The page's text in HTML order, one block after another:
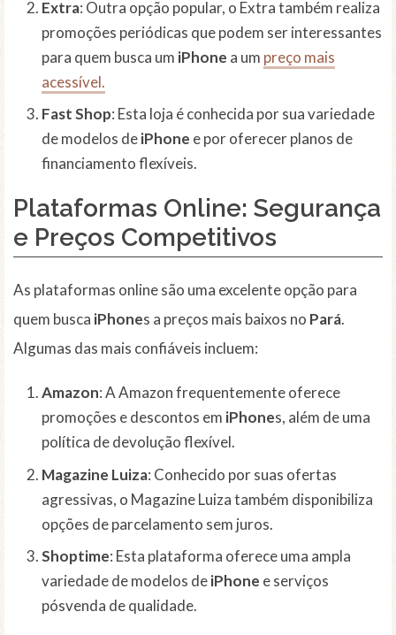
Extra: Outra opção popular, o Extra também realiza
promoções periódicas que podem ser interessantes
para quem busca um iPhone a um preço mais
acessível.
Fast Shop: Esta loja é conhecida por sua variedade
de modelos deiPhone e por oferecer planos de
financiamento flexíveis.
Plataformas Online: Segurança
e Preços Competitivos
As plataformas online são uma excelente opção para
quem busca iPhones a preços mais baixos no Pará.
Algumas das mais confiáveis incluem:
Amazon: A Amazon frequentemente oferece
promoções e descontos em iPhones, além de uma
política de devolução flexível.
Magazine Luiza: Conhecido por suas ofertas
agressivas, o Magazine Luiza também disponibiliza
opções de parcelamento sem juros.
Shoptime: Esta plataforma oferece uma ampla
variedade de modelos deiPhone e serviços
pósvenda de qualidade.